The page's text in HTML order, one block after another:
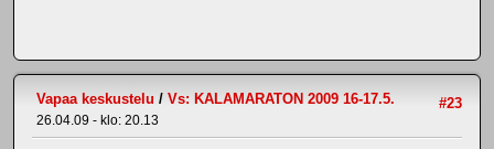
#23
Vapaa keskustelu / Vs: KALAMARATON 2009 16-17.5.
26.04.09 - klo: 20.13